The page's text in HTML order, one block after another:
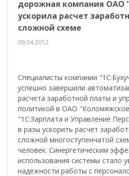
дорожная компания ОАО
ускорила расчет
сложной схеме
09.04.2012
Специалисты компании
успешно завершили
расчета заработной платы и
политикой в ОАО
"1С:Зарплата и Управление
в разы ускорить расчет
сложной многоступенчатой
человек. Синергетическим
использования системы стало
надежности работы с